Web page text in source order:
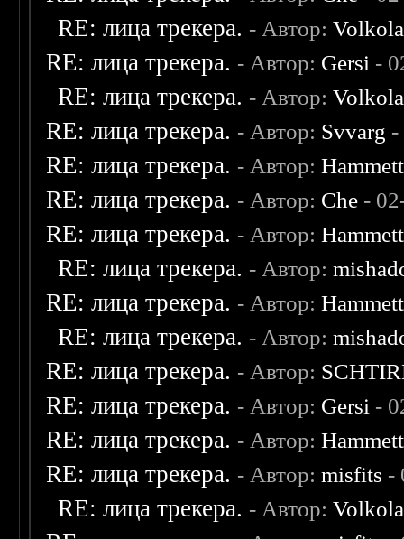
RE: лица трекера. - Автор:
RE: лица трекера. - Автор: Gersi -
RE: лица трекера. - Автор:
RE: лица трекера. - Автор: Svvarg -
RE: лица трекера. - Автор:Hammett
RE: лица трекера. - Автор: Che -
RE: лица трекера. - Автор:Hammett
RE: лица трекера. - Автор:
RE: лица трекера. - Автор:Hammett
RE: лица трекера. - Автор:
RE: лица трекера. - Автор:
RE: лица трекера. - Автор: Gersi -
RE: лица трекера. - Автор:Hammett
RE: лица трекера. - Автор:misfits -
RE: лица трекера. - Автор: